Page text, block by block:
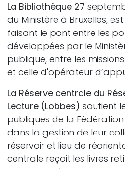
La Bibliothèque 27
du Ministère à Bruxelles,
faisant le pont entre les
développées par le
publique, entre les
et celle d'opérateur
La Réserve centrale du
Lecture (Lobbes) soutient
publiques de la Fédération
dans la gestion de leur
réservoir et lieu de
centrale reçoit les livres